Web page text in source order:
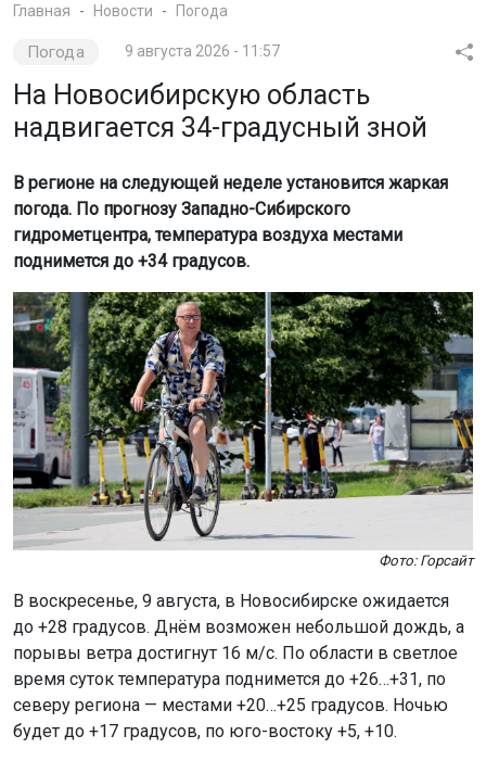
Главная Новости Погода
Погода 9 августа 2026 - 11:57
На Новосибирскую область
надвигается 34-градусный зной
В регионе на следующей неделе установится жаркая
погода. По прогнозу Западно-Сибирского
гидрометцентра, температура воздуха местами
поднимется до +34 градусов.
Фото: Горсайт
В воскресенье, 9 августа, в Новосибирске ожидается
до +28 градусов. Днём возможен небольшой дождь, а
порывы ветра достигнут 16 м/с. По области в светлое
время суток температура поднимется до +26…+31, по
северу региона — местами +20…+25 градусов. Ночью
будет до +17 градусов, по юго-востоку +5, +10.